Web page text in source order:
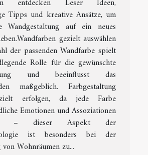
entdecken Leser Ideen,
Tipps und kreative Ansätze, um
Wandgestaltung auf ein neues
gezielt auswählen
der passenden Wandfarbe spielt
Rolle für die gewünschte
und beeinflusst das
maßgeblich. Farbgestaltung
erfolgen, da jede Farbe
Emotionen und Assoziationen
– dieser Aspekt der
ist besonders bei der
Wohnräumen zu...